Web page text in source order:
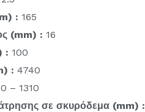
: 165
(mm) : 16
: 100
: 4740
0 – 1310
σε σκυρόδεμα (mm) :